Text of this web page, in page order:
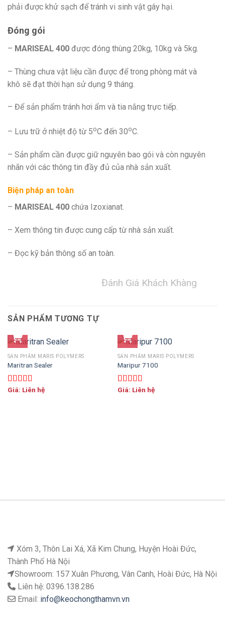
phải được khử sạch để tránh vi sinh vật gây hại.
Đóng gói
– MARISEAL 400 được đóng thùng 20kg, 10kg và 5kg.
– Thùng chưa vật liệu cần được để trong phòng mát và
khô sẽ đạt thời hạn sử dụng 9 tháng.
– Để sản phẩm tránh hơi ẩm và tia nắng trực tiếp.
– Lưu trữ ở nhiệt độ từ 5oC đến 30oC.
– Sản phẩm cần được giữ nguyên bao gói và còn nguyên
nhãn với các thông tin đầy đủ của nhà sản xuất.
Biện pháp an toàn
– MARISEAL 400 chứa Izoxianat.
– Xem thông tin được cung cấp từ nhà sản xuất.
– Đọc kỹ bản thông số an toàn.
Đánh Giá Khách Khàng
SẢN PHẨM TƯƠNG TỰ
SẢN PHẨM MARIS POLYMERS
Maritran Sealer
Được xếp
Giá: Liên hệ
SẢN PHẨM MARIS POLYMERS
Maripur 7100
Được xếp
Giá: Liên hệ
Xóm 3, Thôn Lai Xá, Xã Kim Chung, Huyện Hoài Đức,
Thành Phố Hà Nội
Showroom: 157 Xuân Phương, Vân Canh, Hoài Đức, Hà Nội
Liên hệ: 0396.138.286
Email: info@keochongthamvn.vn